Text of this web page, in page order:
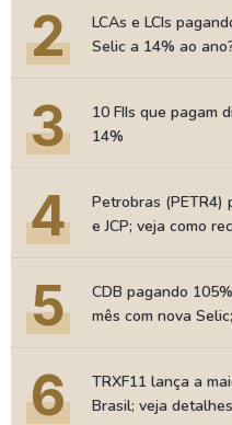
2
LCAs e LCIs
Selic a 14% ao
3
10 FIIs que pagam
14%
4
Petrobras (PETR4)
e JCP; veja como
5
CDB pagando
mês com nova
6
TRXF11 lança a
Brasil; veja detalhes